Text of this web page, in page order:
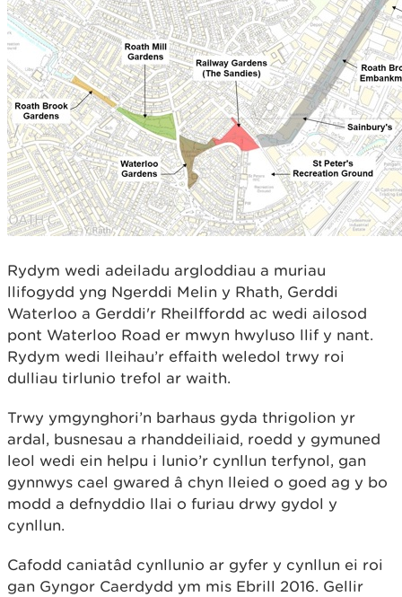
Rydym wedi adeiladu argloddiau a muriau
llifogydd yng Ngerddi Melin y Rhath, Gerddi
Waterloo a Gerddi'r Rheilffordd ac wedi ailosod
pont Waterloo Road er mwyn hwyluso llif y nant.
Rydym wedi lleihau’r effaith weledol trwy roi
dulliau tirlunio trefol ar waith.
Trwy ymgynghori’n barhaus gyda thrigolion yr
ardal, busnesau a rhanddeiliaid, roedd y gymuned
leol wedi ein helpu i lunio’r cynllun terfynol, gan
gynnwys cael gwared â chyn lleied o goed ag y bo
modd a defnyddio llai o furiau drwy gydol y
cynllun.
Cafodd caniatâd cynllunio ar gyfer y cynllun ei roi
gan Gyngor Caerdydd ym mis Ebrill 2016. Gellir